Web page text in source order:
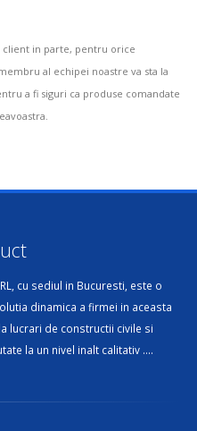
in parte, pentru orice
al echipei noastre va sta la
a fi siguri ca produse comandate
cu sediul in Bucuresti, este o
dinamica a firmei in aceasta
lucrari de constructii civile si
la un nivel inalt calitativ ....